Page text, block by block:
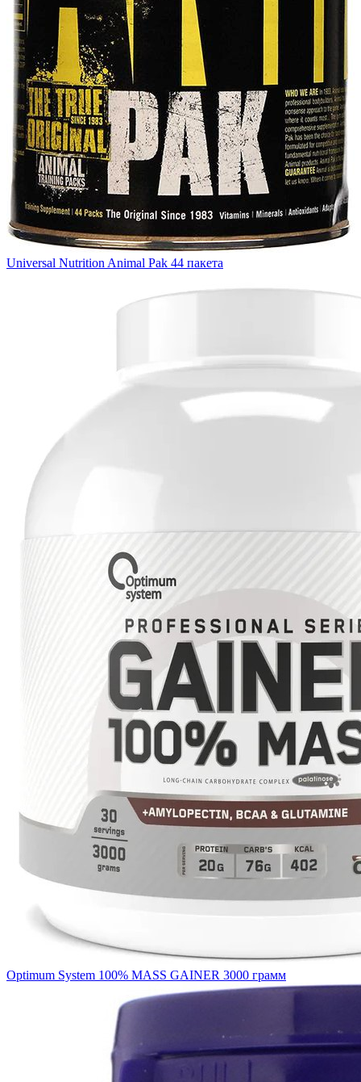
Universal Nutrition Animal Pak 44 пакета
Optimum System 100% MASS GAINER 3000 грамм